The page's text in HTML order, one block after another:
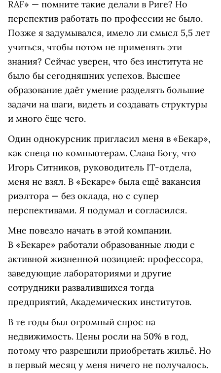
RAF» — помните такие делали в Риге? Но
перспектив работать по профессии не было.
Позже я задумывался, имело ли смысл 5,5 лет
учиться, чтобы потом не применять эти
знания? Сейчас уверен, что без института не
было бы сегодняшних успехов. Высшее
образование даёт умение разделять большие
задачи на шаги, видеть и создавать структуры
и много ёще чего.
Один однокурсник пригласил меня в «Бекар»,
как спеца по компьютерам. Слава Богу, что
Игорь Ситников, руководитель IT-отдела,
меня не взял. В «Бекаре» была ещё вакансия
риэлтора — без оклада, но с супер
перспективами. Я подумал и согласился.
Мне повезло начать в этой компании.
В «Бекаре» работали образованные люди с
активной жизненной позицией: профессора,
заведующие лабораториями и другие
сотрудники развалившихся тогда
предприятий, Академических институтов.
В те годы был огромный спрос на
недвижимость. Цены росли на 50% в год,
потому что разрешили приобретать жильё. Но
в первый месяц у меня ничего не получалось.